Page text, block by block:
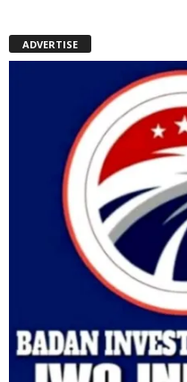
ADVERTISE